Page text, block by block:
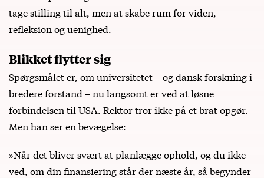
tage stilling til alt, men at skabe rum for viden,
refleksion og uenighed.
Blikket flytter sig
Spørgsmålet er, om universitetet – og dansk forskning i
bredere forstand – nu langsomt er ved at løsne
forbindelsen til USA. Rektor tror ikke på et brat opgør.
Men han ser en bevægelse:
»Når det bliver svært at planlægge ophold, og du ikke
ved, om din finansiering står der næste år, så begynder